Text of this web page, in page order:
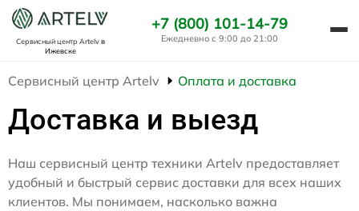
Сервисный центр Artelvв
Ижевске
+7 (800) 101-14-79
Ежедневно с 9:00 до 21:00
Сервисный центр Artelv Оплата и доставка
Доставка и выезд
Наш сервисный центр техники Artelv предоставляет
удобный и быстрый сервис доставки для всех наших
клиентов. Мы понимаем, насколько важна